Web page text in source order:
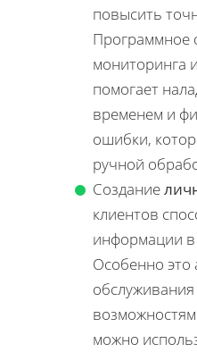
повысить
Программное
мониторинга
помогает
временем и
ошибки,
ручной
Создание
клиентов
информации
Особенно это
обслуживания
можно